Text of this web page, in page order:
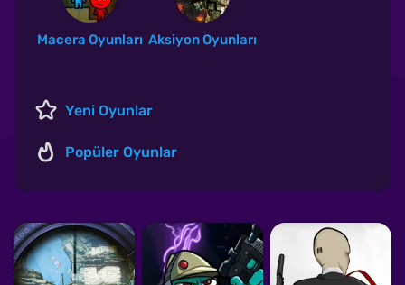
Macera Oyunları Aksiyon Oyunları
Yeni Oyunlar
Popüler Oyunlar